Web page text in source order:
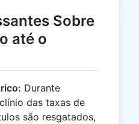
Sobre
até o
Durante
das taxas de
são resgatados,